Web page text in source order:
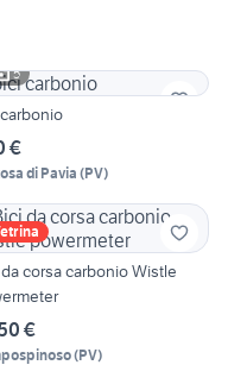
5
€
di Pavia(PV)
corsa carbonio Wistle
€
(PV)